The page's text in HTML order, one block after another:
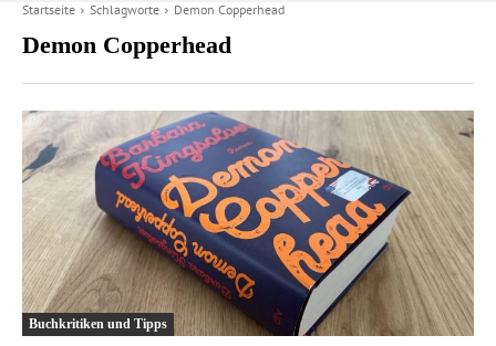
Startseite Schlagworte Demon Copperhead
Demon Copperhead
Buchkritiken und Tipps